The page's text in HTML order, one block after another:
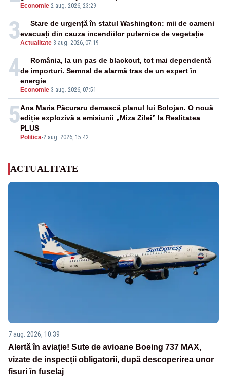
Economie-2 aug. 2026, 23:29
3Actualitate-3 aug. 2026, 07:19
Stare de urgență în statul Washington: mii de oameni
evacuați din cauza incendiilor puternice de vegetație
4
Economie-3 aug. 2026, 07:51
România, la un pas de blackout, tot mai dependentă
de importuri. Semnal de alarmă tras de un expert în
energie
5
Politica-2 aug. 2026, 15:42
Ana Maria Păcuraru demască planul lui Bolojan. O nouă
ediție explozivă a emisiunii „Miza Zilei” la Realitatea
PLUS
ACTUALITATE
7 aug. 2026, 10:39
Alertă în aviație! Sute de avioane Boeing 737 MAX,
vizate de inspecții obligatorii, după descoperirea unor
fisuri în fuselaj